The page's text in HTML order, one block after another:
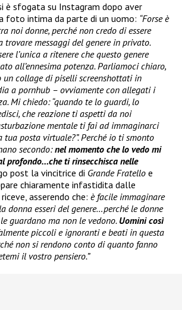
è sfogata su Instagram dopo aver
foto intima da parte di un uomo: “Forse è
noi donne, perché non credo di essere
trovare messaggi del genere in privato.
l’unica a ritenere che questo genere
all’ennesima potenza. Parliamoci chiaro,
collage di piselli screenshottati in
a pornhub – ovviamente con allegati i
Mi chiedo: “quando te lo guardi, lo
che reazione ti aspetti da noi
mentale ti fai ad immaginarci
posta virtuale?”. Perché io ti smonto
secondo:nel momento che lo vedo mi
profondo…che ti rinsecchisca nelle
post la vincitrice di Grande Fratello e
chiaramente infastidita dalle
asserendo che: è facile immaginare
donna esseri del genere…perché le donne
guardano ma non le vedono. Uomini così
piccoli e ignoranti e beati in questa
non si rendono conto di quanto fanno
il vostro pensiero.”